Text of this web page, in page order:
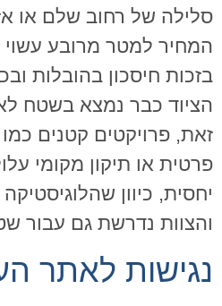
סלילה של רחוב שלם או
המחיר למטר מרובע עשוי
בזכות חיסכון בהובלות
הציוד כבר נמצא בשטח
זאת, פרויקטים קטנים
פרטית או תיקון מקומי
יחסית, כיוון
והצוות נדרשת גם עבור
נגישות לאתר